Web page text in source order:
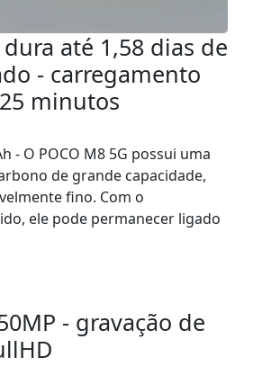
até 1,58 dias de
- carregamento
minutos
- O POCO M8 5G possui uma
de grande capacidade,
fino. Com o
ele pode permanecer ligado
- gravação de